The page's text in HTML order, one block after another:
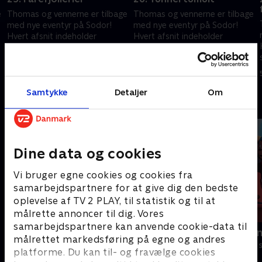
Samtykke Detaljer Om
Dine data og cookies
Vi bruger egne cookies og cookies fra
samarbejdspartnere for at give dig den bedste
oplevelse af TV 2 PLAY, til statistik og til at
målrette annoncer til dig. Vores
samarbejdspartnere kan anvende cookie-data til
målrettet markedsføring på egne og andres
platforme. Du kan til- og fravælge cookies
Thomas og vennerne er tilbage
med nye eventyr på Sodor!
Hvert afsnit indeholder
Thomas og vennerne er tilbage
med nye eventyr på Sodor!
Hvert afsnit indeholder
interaktivt format, der
5. februar 2025 • 10 min
Gurli Gris
Børneserier • 4 sæsoner
Rasmus
Børneserier • 3